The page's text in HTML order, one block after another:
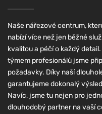
Naše nářezové centrum,
nabízí více než jen běžné
kvalitou a péčí o každý
týmem profesionálů jsme
požadavky. Díky naší
garantujeme dokonalý
Navíc, jsme tu nejen pro
dlouhodobý partner na vaší